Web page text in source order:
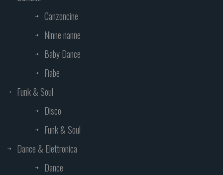
Canzoncine
Ninne nanne
Baby Dance
Fiabe
Funk & Soul
Disco
Funk & Soul
Dance & Elettronica
Dance